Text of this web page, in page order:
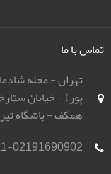
تماس با ما
تهران - محله
پور) - خیابان
همکف - باشگاه
02191690902